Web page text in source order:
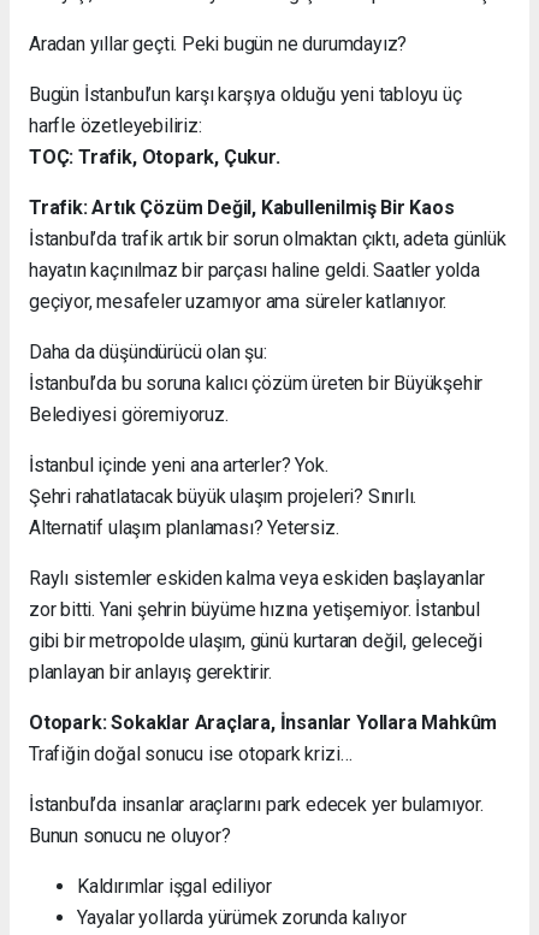
Aradan yıllar geçti. Peki bugün ne durumdayız?
Bugün İstanbul’un karşı karşıya olduğu yeni tabloyu üç
harfle özetleyebiliriz:
TOÇ: Trafik, Otopark, Çukur.
Trafik: Artık Çözüm Değil, Kabullenilmiş Bir Kaos
İstanbul’da trafik artık bir sorun olmaktan çıktı, adeta günlük
hayatın kaçınılmaz bir parçası haline geldi. Saatler yolda
geçiyor, mesafeler uzamıyor ama süreler katlanıyor.
Daha da düşündürücü olan şu:
İstanbul’da bu soruna kalıcı çözüm üreten bir Büyükşehir
Belediyesi göremiyoruz.
İstanbul içinde yeni ana arterler? Yok.
Şehri rahatlatacak büyük ulaşım projeleri? Sınırlı.
Alternatif ulaşım planlaması? Yetersiz.
Raylı sistemler eskiden kalma veya eskiden başlayanlar
zor bitti. Yani şehrin büyüme hızına yetişemiyor. İstanbul
gibi bir metropolde ulaşım, günü kurtaran değil, geleceği
planlayan bir anlayış gerektirir.
Otopark: Sokaklar Araçlara, İnsanlar Yollara Mahkûm
Trafiğin doğal sonucu ise otopark krizi…
İstanbul’da insanlar araçlarını park edecek yer bulamıyor.
Bunun sonucu ne oluyor?
Kaldırımlar işgal ediliyor
Yayalar yollarda yürümek zorunda kalıyor